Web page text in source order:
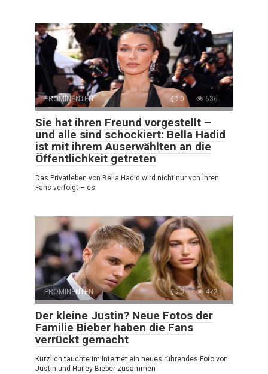
PROMINENTEN 0 636
Sie hat ihren Freund vorgestellt –
und alle sind schockiert: Bella Hadid
ist mit ihrem Auserwählten an die
Öffentlichkeit getreten
Das Privatleben von Bella Hadid wird nicht nur von ihren
Fans verfolgt – es
PROMINENTEN 0 472
Der kleine Justin? Neue Fotos der
Familie Bieber haben die Fans
verrückt gemacht
Kürzlich tauchte im Internet ein neues rührendes Foto von
Justin und Hailey Bieber zusammen